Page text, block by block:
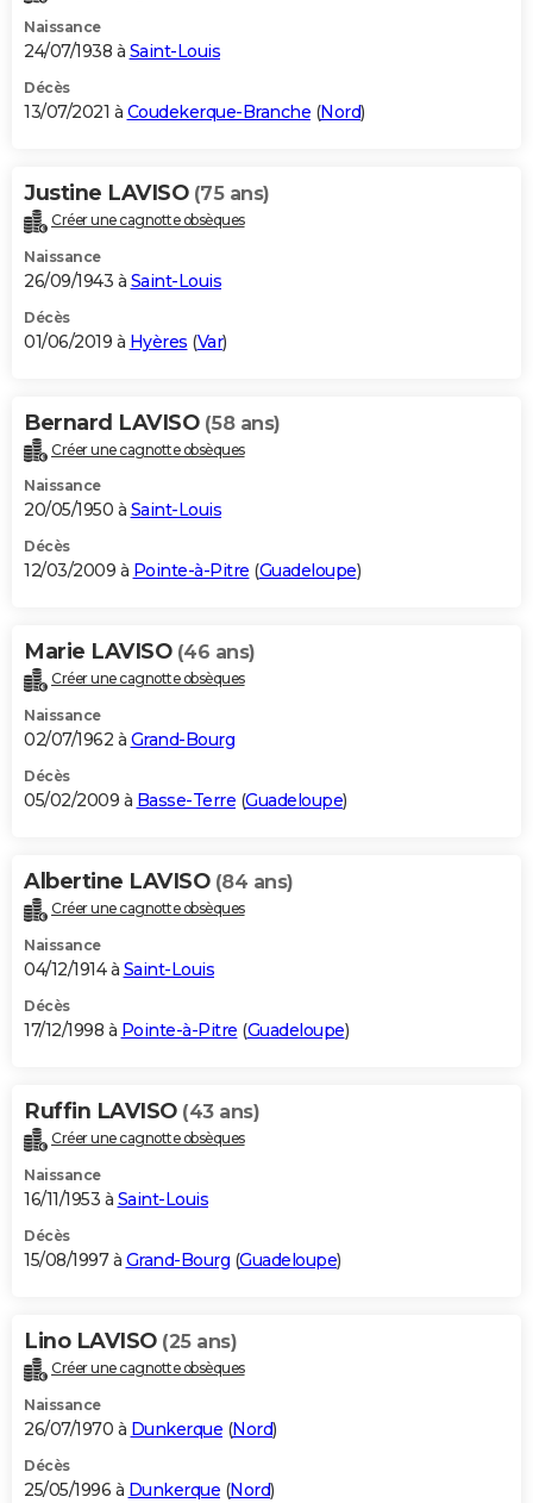
Naissance
24/07/1938 à Saint-Louis
Décès
13/07/2021 à Coudekerque-Branche (Nord)
Justine LAVISO (75 ans)
Créer une cagnotte obsèques
Naissance
26/09/1943 à Saint-Louis
Décès
01/06/2019 à Hyères (Var)
Bernard LAVISO (58 ans)
Créer une cagnotte obsèques
Naissance
20/05/1950 à Saint-Louis
Décès
12/03/2009 à Pointe-à-Pitre (Guadeloupe)
Marie LAVISO (46 ans)
Créer une cagnotte obsèques
Naissance
02/07/1962 à Grand-Bourg
Décès
05/02/2009 à Basse-Terre (Guadeloupe)
Albertine LAVISO (84 ans)
Créer une cagnotte obsèques
Naissance
04/12/1914 à Saint-Louis
Décès
17/12/1998 à Pointe-à-Pitre (Guadeloupe)
Ruffin LAVISO (43 ans)
Créer une cagnotte obsèques
Naissance
16/11/1953 à Saint-Louis
Décès
15/08/1997 à Grand-Bourg (Guadeloupe)
Lino LAVISO (25 ans)
Créer une cagnotte obsèques
Naissance
26/07/1970 à Dunkerque (Nord)
Décès
25/05/1996 à Dunkerque (Nord)